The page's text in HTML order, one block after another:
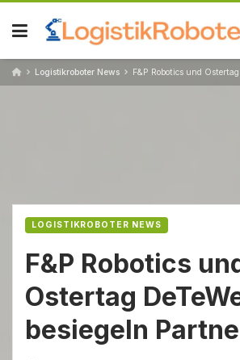
Skip
content
Logistikroboter News F&P Robotics und Ostertag
LOGISTIKROBOTER NEWS
F&P Robotics
Ostertag
besiegeln